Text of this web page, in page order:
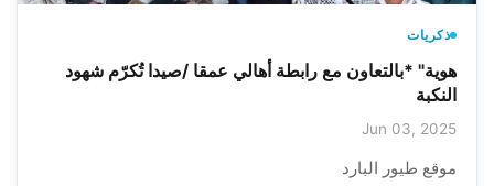
ذكريات
هوية" *بالتعاون مع رابطة أهالي عمقا /صيدا تُكرّم شهود
النكبة
Jun 03, 2025
موقع طيور البارد